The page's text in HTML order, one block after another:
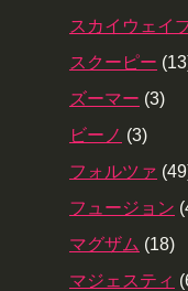
スカイウェイ
スクーピー
ズーマー (3)
ビーノ (3)
フォルツァ
フュージョン
マグザム (18)
マジェスティ